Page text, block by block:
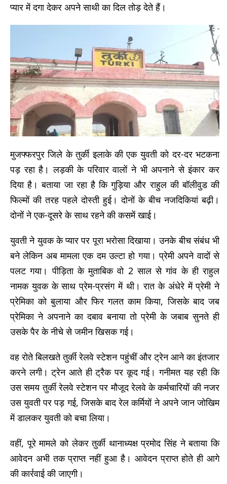
प्यार में दगा देकर अपने साथी का दिल तोड़ देते हैं।
मुजफ्फरपुर जिले के तुर्की इलाके की एक युवती को दर-दर भटकना
पड़ रहा है। लड़की के परिवार वालों ने भी अपनाने से इंकार कर
दिया है। बताया जा रहा है कि गुड़िया और राहुल की बॉलीवुड की
फिल्मों की तरह पहले दोस्ती हुई। दोनों के बीच नजदिकियां बढ़ी।
दोनों ने एक-दूसरे के साथ रहने की कसमें खाई।
युवती ने युवक के प्यार पर पूरा भरोसा दिखाया। उनके बीच संबंध भी
बने लेकिन अब मामला एक दम उल्टा हो गया। प्रेमी अपने वादों से
पलट गया। पीड़िता के मुताबिक वो 2 साल से गांव के ही राहुल
नामक युवक के साथ प्रेम-प्रसंग में थी। रात के अंधेरे में प्रेमी ने
प्रेमिका को बुलाया और फिर गलत काम किया, जिसके बाद जब
प्रेमिका ने अपनाने का दबाव बनाया तो प्रेमी के जबाब सुनते ही
उसके पैर के नीचे से जमीन खिसक गई।
वह रोते बिलखते तुर्की रेलवे स्टेशन पहुंचीं और ट्रेन आने का इंतजार
करने लगी। ट्रेन आते ही ट्रैक पर कूद गई। गनीमत यह रही कि
उस समय तुर्की रेलवे स्टेशन पर मौजूद रेलवे के कर्मचारियों की नजर
उस युवती पर पड़ गई, जिसके बाद रेल कर्मियों ने अपने जान जोखिम
में डालकर युवती को बचा लिया।
वहीं, पूरे मामले को लेकर तुर्की थानाध्यक्ष प्रमोद सिंह ने बताया कि
आवेदन अभी तक प्राप्त नहीं हुआ है। आवेदन प्राप्त होते ही आगे
की कार्रवाई की जाएगी।